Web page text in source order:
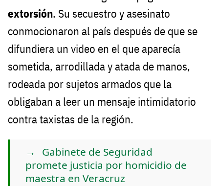
extorsión. Su secuestro y asesinato
conmocionaron al país después de que se
difundiera un video en el que aparecía
sometida, arrodillada y atada de manos,
rodeada por sujetos armados que la
obligaban a leer un mensaje intimidatorio
contra taxistas de la región.
Gabinete de Seguridad
promete justicia por homicidio de
maestra en Veracruz